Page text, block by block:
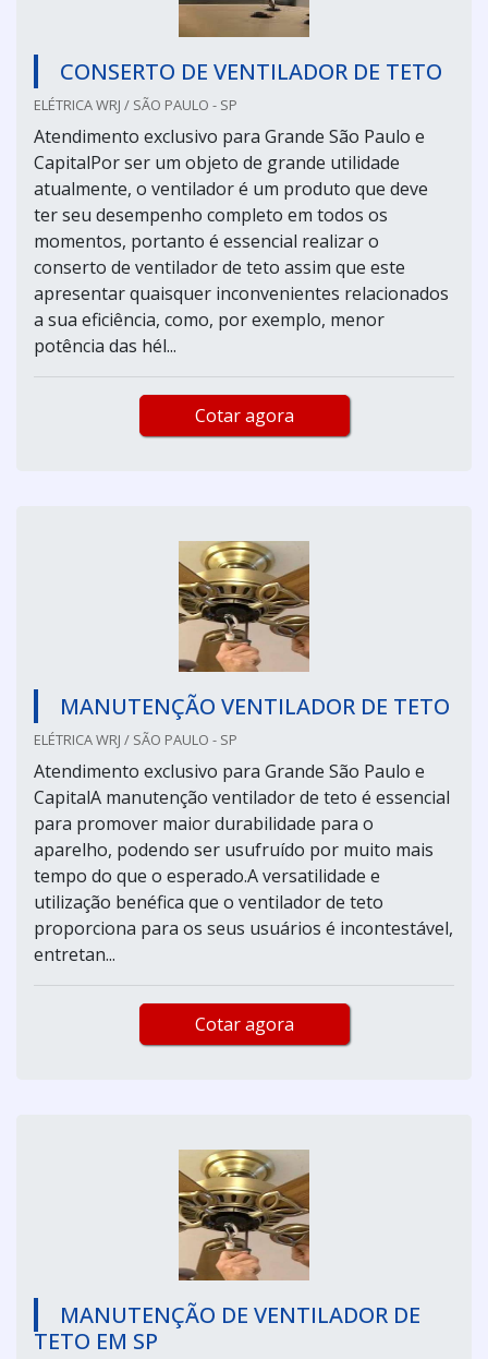
CONSERTO DE VENTILADOR DE TETO
ELÉTRICA WRJ / SÃO PAULO - SP
Atendimento exclusivo para Grande São Paulo e
CapitalPor ser um objeto de grande utilidade
atualmente, o ventilador é um produto que deve
ter seu desempenho completo em todos os
momentos, portanto é essencial realizar o
conserto de ventilador de teto assim que este
apresentar quaisquer inconvenientes relacionados
a sua eficiência, como, por exemplo, menor
potência das hél...
Cotar agora
MANUTENÇÃO VENTILADOR DE TETO
ELÉTRICA WRJ / SÃO PAULO - SP
Atendimento exclusivo para Grande São Paulo e
CapitalA manutenção ventilador de teto é essencial
para promover maior durabilidade para o
aparelho, podendo ser usufruído por muito mais
tempo do que o esperado.A versatilidade e
utilização benéfica que o ventilador de teto
proporciona para os seus usuários é incontestável,
entretan...
Cotar agora
MANUTENÇÃO DE VENTILADOR DE
TETO EM SP